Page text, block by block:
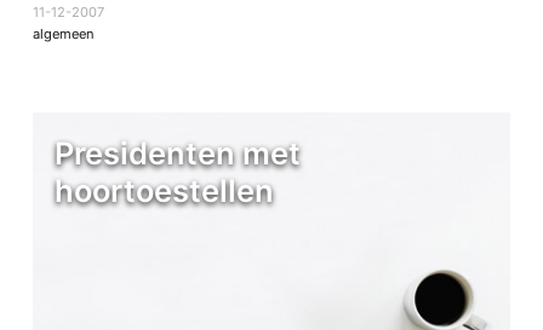
11-12-2007
algemeen
Presidenten met
hoortoestellen